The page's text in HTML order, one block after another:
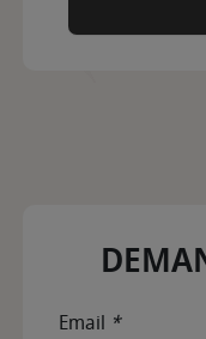
Email *